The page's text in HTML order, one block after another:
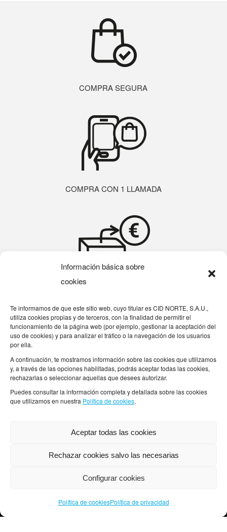
Información básica sobre
cookies
Te informamos de que este sitio web, cuyo titular es CID NORTE, S.A.U.,
utiliza cookies propias y de terceros, con la finalidad de permitir el
funcionamiento de la página web (por ejemplo, gestionar la aceptación del
uso de cookies) y para analizar el tráfico o la navegación de los usuarios
por ella.
A continuación, te mostramos información sobre las cookies que utilizamos
y, a través de las opciones habilitadas, podrás aceptar todas las cookies,
rechazarlas o seleccionar aquellas que desees autorizar.
Puedes consultar la información completa y detallada sobre las cookies
que utilizamos en nuestra Política de cookies.
Aceptar todas las cookies
Rechazar cookies salvo las necesarias
Configurar cookies
Política de cookiesPolítica de privacidad
COMPRA SEGURA
COMPRA CON 1 LLAMADA
PUNTOS DE RECOGIDA EN VITORIA-GASTEIZ
Club de Compras San Prudencio
01005, Vitoria-Gasteiz